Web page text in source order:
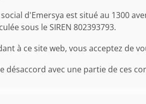
social d'Emersya est situé au 1300
sous le SIREN 802393793.
à ce site web, vous acceptez de
désaccord avec une partie de ces